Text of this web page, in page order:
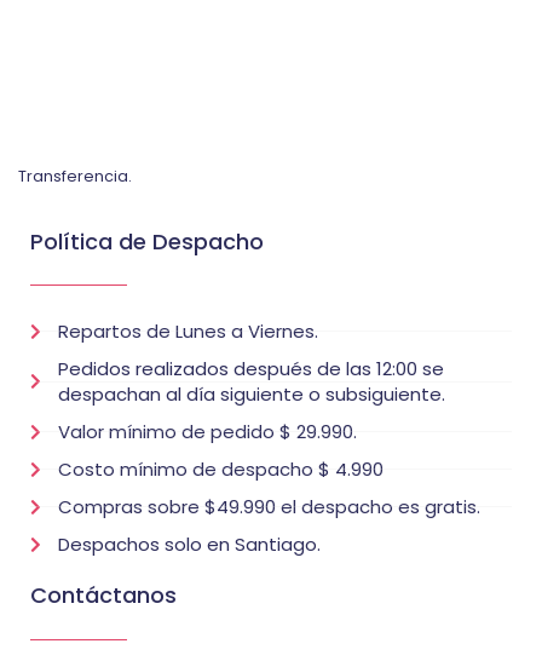
Transferencia.
Política de Despacho
Repartos de Lunes a Viernes.
Pedidos realizados después de las 12:00 se
despachan al día siguiente o subsiguiente.
Valor mínimo de pedido $ 29.990.
Costo mínimo de despacho $ 4.990
Compras sobre $49.990 el despacho es gratis.
Despachos solo en Santiago.
Contáctanos